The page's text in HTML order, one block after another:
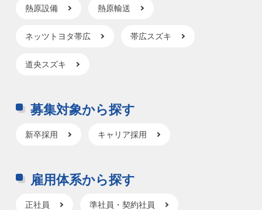
熱原設備 熱原輸送
ネッツトヨタ帯広 帯広スズキ
道央スズキ
募集対象から探す
新卒採用 キャリア採用
雇用体系から探す
正社員 準社員・契約社員